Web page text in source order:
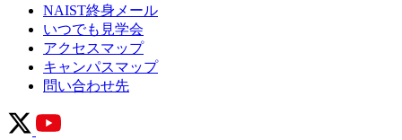
NAIST終身メール
いつでも見学会
アクセスマップ
キャンパスマップ
問い合わせ先